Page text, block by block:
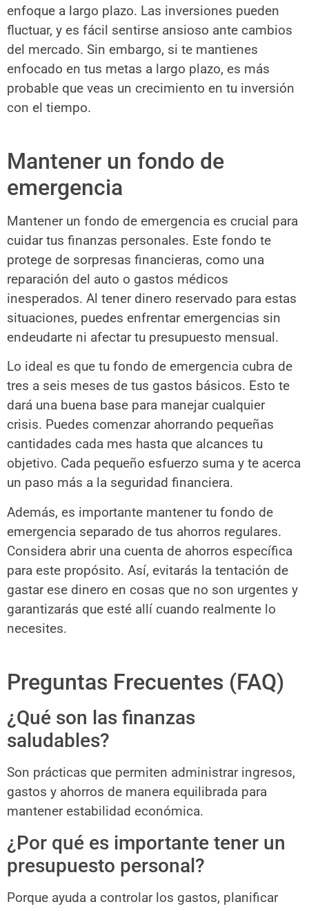
enfoque a largo plazo. Las inversiones pueden
fluctuar, y es fácil sentirse ansioso ante cambios
del mercado. Sin embargo, si te mantienes
enfocado en tus metas a largo plazo, es más
probable que veas un crecimiento en tu inversión
con el tiempo.
Mantener un fondo de
emergencia
Mantener un fondo de emergencia es crucial para
cuidar tus finanzas personales. Este fondo te
protege de sorpresas financieras, como una
reparación del auto o gastos médicos
inesperados. Al tener dinero reservado para estas
situaciones, puedes enfrentar emergencias sin
endeudarte ni afectar tu presupuesto mensual.
Lo ideal es que tu fondo de emergencia cubra de
tres a seis meses de tus gastos básicos. Esto te
dará una buena base para manejar cualquier
crisis. Puedes comenzar ahorrando pequeñas
cantidades cada mes hasta que alcances tu
objetivo. Cada pequeño esfuerzo suma y te acerca
un paso más a la seguridad financiera.
Además, es importante mantener tu fondo de
emergencia separado de tus ahorros regulares.
Considera abrir una cuenta de ahorros específica
para este propósito. Así, evitarás la tentación de
gastar ese dinero en cosas que no son urgentes y
garantizarás que esté allí cuando realmente lo
necesites.
Preguntas Frecuentes (FAQ)
¿Qué son las finanzas
saludables?
Son prácticas que permiten administrar ingresos,
gastos y ahorros de manera equilibrada para
mantener estabilidad económica.
¿Por qué es importante tener un
presupuesto personal?
Porque ayuda a controlar los gastos, planificar